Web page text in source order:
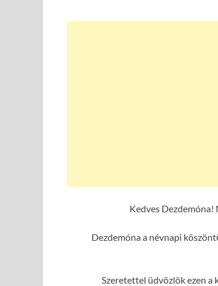
Kedves Dezdemóna!
Dezdemóna a névnapi
Szeretettel üdvözlök ezen a